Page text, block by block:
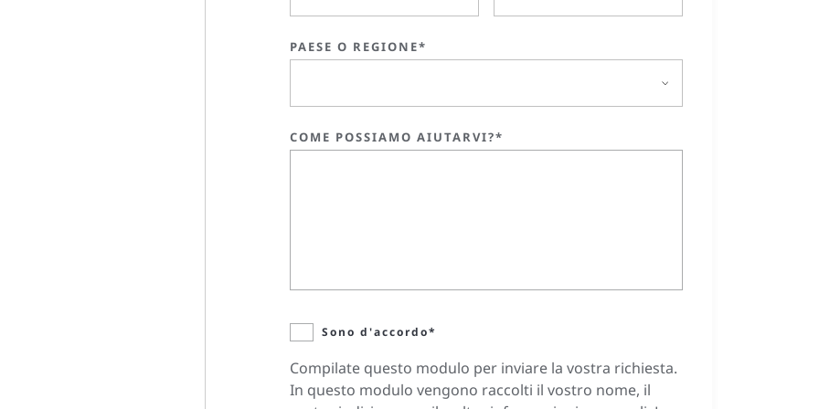
PAESE O REGIONE*
COME POSSIAMO AIUTARVI?*
Sono d'accordo*
Compilate questo modulo per inviare la vostra richiesta.
In questo modulo vengono raccolti il vostro nome, il